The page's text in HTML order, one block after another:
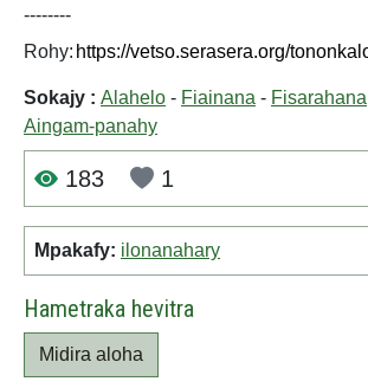
--------
Rohy:
Sokajy : Alahelo - Fiainana - Fisarahana
Aingam-panahy
183 1
Mpakafy: ilonanahary
Hametraka hevitra
Midira aloha